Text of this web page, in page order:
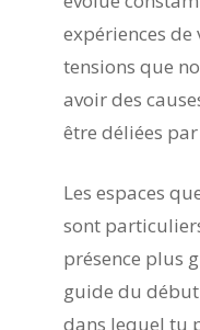
expériences de
tensions que
avoir des
être déliées
Les espaces
sont
présence plus
guide du début
dans lequel tu